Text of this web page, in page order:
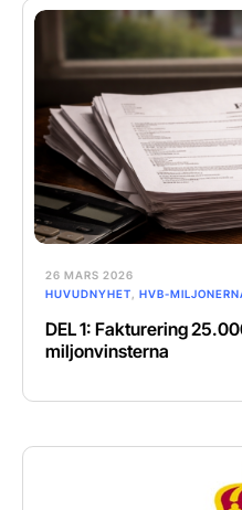
26 MARS 2026
HUVUDNYHET
HVB-
DEL 1: Fakturering
miljonvinsterna